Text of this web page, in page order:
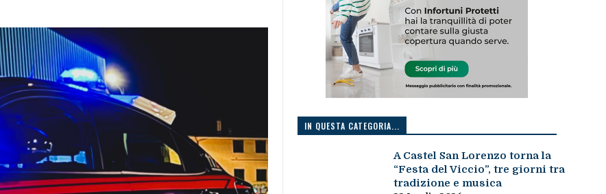
IN QUESTA CATEGORIA...
A Castel San Lorenzo torna la
“Festa del Viccio”, tre giorni tra
tradizione e musica